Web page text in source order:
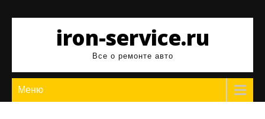
содержимомуiron-service.ru
Все о ремонте авто
Меню